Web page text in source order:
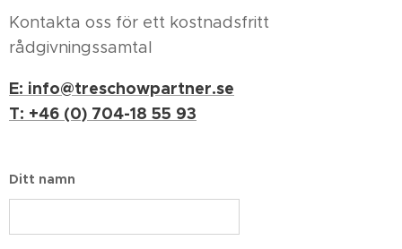
Kontakta oss för ett kostnadsfritt
rådgivningssamtal
E: info@treschowpartner.se
T: +46 (0) 704-18 55 93
Ditt namn